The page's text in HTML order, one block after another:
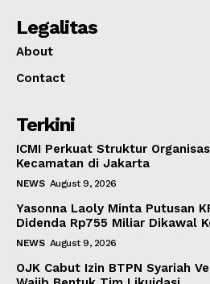
Legalitas
About
Contact
Terkini
ICMI Perkuat Struktur
Kecamatan di Jakarta
NEWS August 9, 2026
Yasonna Laoly Minta Putusan
Didenda Rp755 Miliar Dikawal
NEWS August 9, 2026
OJK Cabut Izin BTPN Syariah